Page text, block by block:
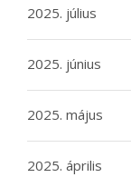
2025. július
2025. június
2025. május
2025. április